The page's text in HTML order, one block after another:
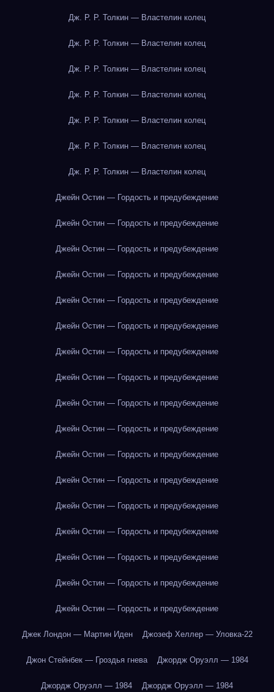
Дж. Р. Р. Толкин — Властелин колец
Дж. Р. Р. Толкин — Властелин колец
Дж. Р. Р. Толкин — Властелин колец
Дж. Р. Р. Толкин — Властелин колец
Дж. Р. Р. Толкин — Властелин колец
Дж. Р. Р. Толкин — Властелин колец
Дж. Р. Р. Толкин — Властелин колец
Джейн Остин — Гордость и предубеждение
Джейн Остин — Гордость и предубеждение
Джейн Остин — Гордость и предубеждение
Джейн Остин — Гордость и предубеждение
Джейн Остин — Гордость и предубеждение
Джейн Остин — Гордость и предубеждение
Джейн Остин — Гордость и предубеждение
Джейн Остин — Гордость и предубеждение
Джейн Остин — Гордость и предубеждение
Джейн Остин — Гордость и предубеждение
Джейн Остин — Гордость и предубеждение
Джейн Остин — Гордость и предубеждение
Джейн Остин — Гордость и предубеждение
Джейн Остин — Гордость и предубеждение
Джейн Остин — Гордость и предубеждение
Джейн Остин — Гордость и предубеждение
Джейн Остин — Гордость и предубеждение
Джек Лондон — Мартин Иден Джозеф Хеллер — Уловка-22
Джон Стейнбек — Гроздья гнева Джордж Оруэлл — 1984
Джордж Оруэлл — 1984 Джордж Оруэлл — 1984